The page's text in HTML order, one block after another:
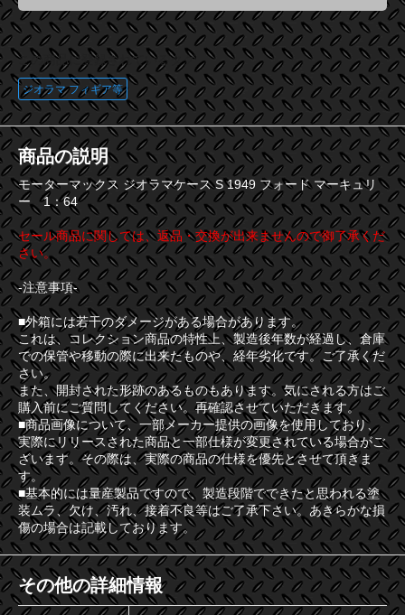
この商品に登録されているタグ
ジオラマ フィギア等
商品の説明
モーターマックス ジオラマケース S 1949 フォード マーキュリ
ー 1：64
セール商品に関しては、返品・交換が出来ませんので御了承くだ
さい。
-注意事項-
■外箱には若干のダメージがある場合があります。
これは、コレクション商品の特性上、製造後年数が経過し、倉庫
での保管や移動の際に出来たものや、経年劣化です。ご了承くだ
さい。
また、開封された形跡のあるものもあります。気にされる方はご
購入前にご質問してください。再確認させていただきます。
■商品画像について、一部メーカー提供の画像を使用しており、
実際にリリースされた商品と一部仕様が変更されている場合がご
ざいます。その際は、実際の商品の仕様を優先とさせて頂きま
す。
■基本的には量産製品ですので、製造段階でできたと思われる塗
装ムラ、欠け、汚れ、接着不良等はご了承下さい。あきらかな損
傷の場合は記載しております。
その他の詳細情報